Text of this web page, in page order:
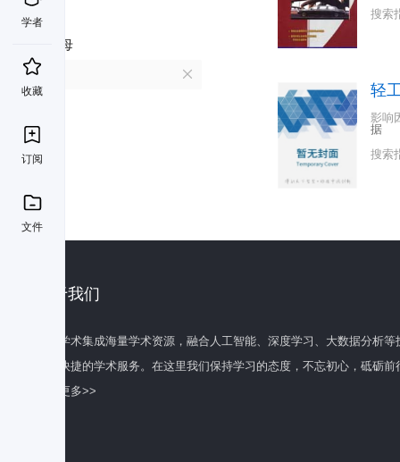
学者
收藏
订阅
文件
首字母
搜索
轻
影响
据
搜索
关于我们
百度学术集成海量学术资源，融合人工智能、深度学习、大数据分析
全面快捷的学术服务。在这里我们保持学习的态度，不忘初心，砥砺前
了解更多>>